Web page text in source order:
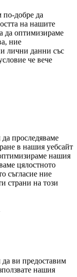
по-добре да
на нашите
да оптимизираме
ние
лични данни със
че вече
проследяваме
в нашия уебсайт
нашия
цялостното
съгласие ние
страни на този
ви предоставим
нашия